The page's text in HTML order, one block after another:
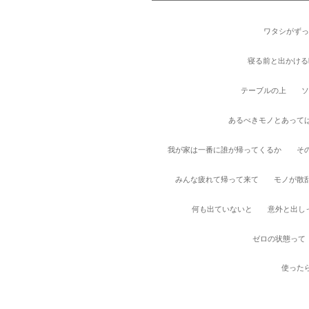
ワタシがず
寝る前と出かけ
テーブルの上
あるべきモノとあっ
我が家は一番に誰が帰ってくるか そ
みんな疲れて帰って来て モノが
何も出ていないと 意外と出し
ゼロの状態っ
使っ